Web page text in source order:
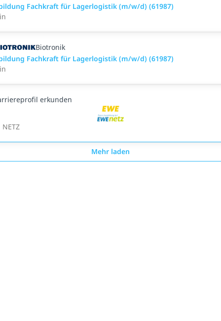
Fachkraft für Lagerlogistik (m/w/d) (61987)
Biotronik
Fachkraft für Lagerlogistik (m/w/d) (61987)
erkunden
NETZ
Mehr laden